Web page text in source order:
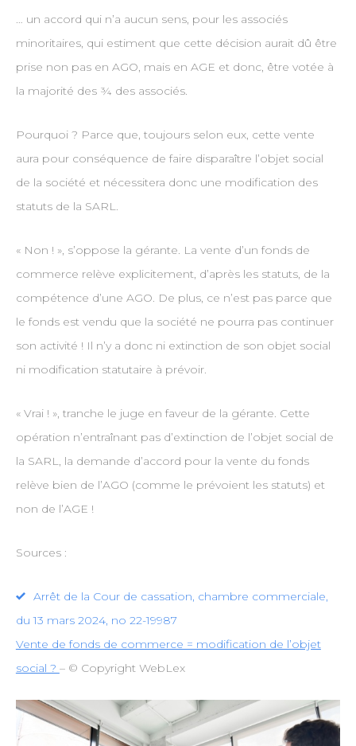
… un accord qui n’a aucun sens, pour les associés
minoritaires, qui estiment que cette décision aurait dû être
prise non pas en AGO, mais en AGE et donc, être votée à
la majorité des ¾ des associés.
Pourquoi ? Parce que, toujours selon eux, cette vente
aura pour conséquence de faire disparaître l’objet social
de la société et nécessitera donc une modification des
statuts de la SARL.
« Non ! », s’oppose la gérante. La vente d’un fonds de
commerce relève explicitement, d’après les statuts, de la
compétence d’une AGO. De plus, ce n’est pas parce que
le fonds est vendu que la société ne pourra pas continuer
son activité ! Il n’y a donc ni extinction de son objet social
ni modification statutaire à prévoir.
« Vrai ! », tranche le juge en faveur de la gérante. Cette
opération n’entraînant pas d’extinction de l’objet social de
la SARL, la demande d’accord pour la vente du fonds
relève bien de l’AGO (comme le prévoient les statuts) et
non de l’AGE !
Sources :
Arrêt de la Cour de cassation, chambre commerciale,
du 13 mars 2024, no 22-19987
Vente de fonds de commerce = modification de l’objet
social ? – © Copyright WebLex